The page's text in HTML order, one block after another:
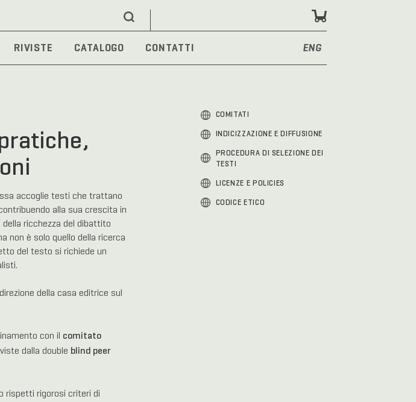
RIVISTE CATALOGO CONTATTI ENG
accoglie testi che trattano
alla sua crescita in
ricchezza del dibattito
non è solo quello della ricerca
del testo si richiede un
della casa editrice sul
con il comitato
dalla double blind peer
rispetti rigorosi criteri di
COMITATI
INDICIZZAZIONE E DIFFUSIONE
PROCEDURA DI SELEZIONE DEI
TESTI
LICENZE E POLICIES
CODICE ETICO